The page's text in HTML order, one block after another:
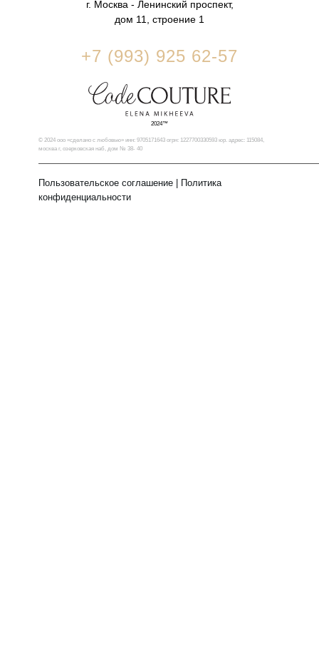
© 2024 ооо «сделано с любовью» инн: 9705171643 огрн: 1227700330593 юр. адрес: 115084,
москва г, озерковская наб, дом № 38- 40
Пользовательское соглашение
Политика
конфиденциальности
2024™
г. Москва - Ленинский проспект,
дом 11, строение 1
+7 (993) 925 62-57